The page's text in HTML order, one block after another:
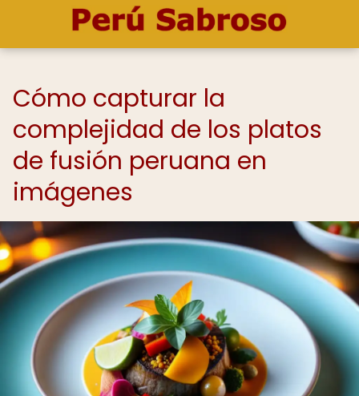
Cómo capturar la
complejidad de los platos
de fusión peruana en
imágenes